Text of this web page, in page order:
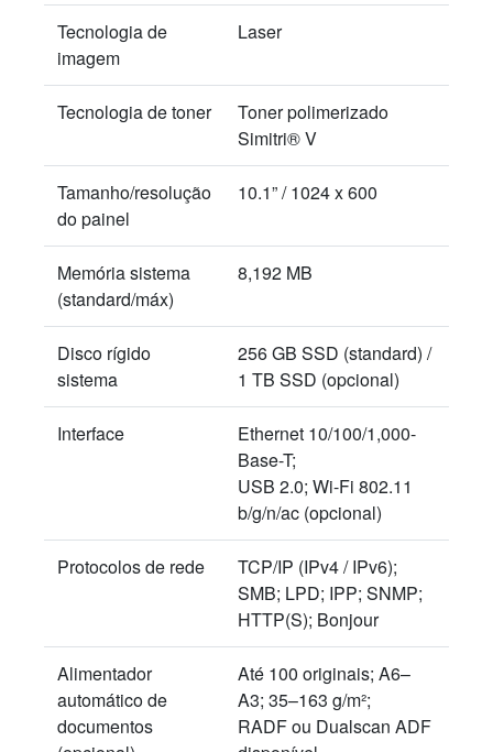
Tecnologia de
imagem
Laser
Tecnologia de toner
Toner polimerizado
Simitri® V
Tamanho/resolução
do painel
10.1” / 1024 x 600
Memória sistema
(standard/máx)
8,192 MB
Disco rígido
sistema
256 GB SSD (standard) /
1 TB SSD (opcional)
Interface
Ethernet 10/100/1,000-
Base-T;
USB 2.0; Wi-Fi 802.11
b/g/n/ac (opcional)
Protocolos de rede
TCP/IP (IPv4 / IPv6);
SMB; LPD; IPP; SNMP;
HTTP(S); Bonjour
Alimentador
automático de
documentos
Até 100 originais; A6–
A3; 35–163 g/m²;
RADF ou Dualscan ADF